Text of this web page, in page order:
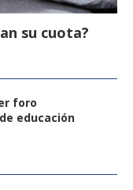
su cuota?
foro
educación